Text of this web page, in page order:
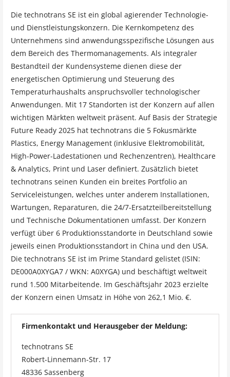
Die technotrans SE ist ein global agierender Technologie-
und Dienstleistungskonzern. Die Kernkompetenz des
Unternehmens sind anwendungsspezifische Lösungen aus
dem Bereich des Thermomanagements. Als integraler
Bestandteil der Kundensysteme dienen diese der
energetischen Optimierung und Steuerung des
Temperaturhaushalts anspruchsvoller technologischer
Anwendungen. Mit 17 Standorten ist der Konzern auf allen
wichtigen Märkten weltweit präsent. Auf Basis der Strategie
Future Ready 2025 hat technotrans die 5 Fokusmärkte
Plastics, Energy Management (inklusive Elektromobilität,
High-Power-Ladestationen und Rechenzentren), Healthcare
& Analytics, Print und Laser definiert. Zusätzlich bietet
technotrans seinen Kunden ein breites Portfolio an
Serviceleistungen, welches unter anderem Installationen,
Wartungen, Reparaturen, die 24/7-Ersatzteilbereitstellung
und Technische Dokumentationen umfasst. Der Konzern
verfügt über 6 Produktionsstandorte in Deutschland sowie
jeweils einen Produktionsstandort in China und den USA.
Die technotrans SE ist im Prime Standard gelistet (ISIN:
DE000A0XYGA7 / WKN: A0XYGA) und beschäftigt weltweit
rund 1.500 Mitarbeitende. Im Geschäftsjahr 2023 erzielte
der Konzern einen Umsatz in Höhe von 262,1 Mio. €.
Firmenkontakt und Herausgeber der Meldung:
technotrans SE
Robert-Linnemann-Str. 17
48336 Sassenberg